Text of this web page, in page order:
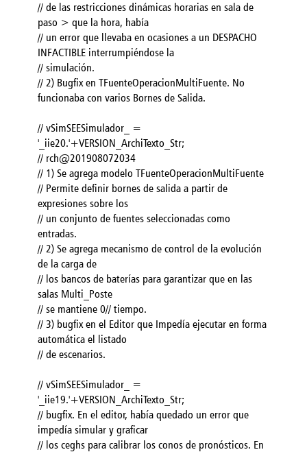
// de las restricciones dinámicas horarias en sala de
paso > que la hora, había
// un error que llevaba en ocasiones a un DESPACHO
INFACTIBLE interrumpiéndose la
// simulación.
// 2) Bugfix en TFuenteOperacionMultiFuente. No
funcionaba con varios Bornes de Salida.
// vSimSEESimulador_ =
'_iie20.'+VERSION_ArchiTexto_Str;
// rch@201908072034
// 1) Se agrega modelo TFuenteOperacionMultiFuente
// Permite definir bornes de salida a partir de
expresiones sobre los
// un conjunto de fuentes seleccionadas como
entradas.
// 2) Se agrega mecanismo de control de la evolución
de la carga de
// los bancos de baterías para garantizar que en las
salas Multi_Poste
// se mantiene 0// tiempo.
// 3) bugfix en el Editor que Impedía ejecutar en forma
automática el listado
// de escenarios.
// vSimSEESimulador_ =
'_iie19.'+VERSION_ArchiTexto_Str;
// bugfix. En el editor, había quedado un error que
impedía simular y graficar
// los ceghs para calibrar los conos de pronósticos. En